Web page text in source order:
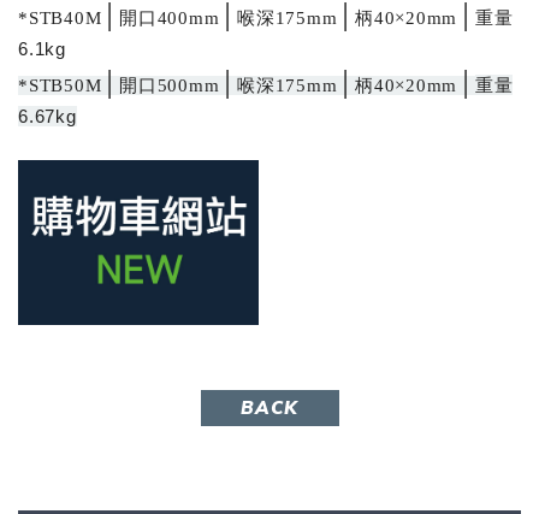
*STB40M 開口400mm 喉深175mm 柄40×20mm
重量
6.1kg
*STB50M 開口500mm 喉深175mm 柄40×20mm
重量
6.67kg
BACK